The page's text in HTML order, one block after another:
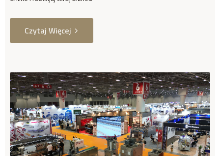
Czytaj Więcej